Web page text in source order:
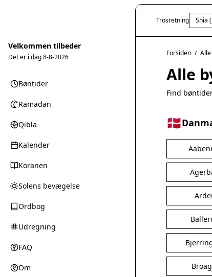
Velkommen tilbeder
Det er i dag8-8-2026
Bøntider
Ramadan
Qibla
Kalender
Koranen
Solens bevægelse
Ordbog
Udregning
FAQ
Om
Trosretning Shia
Forsiden /
Alle
Find
🇩🇰